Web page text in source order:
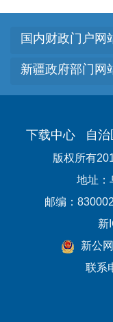
国内财政门户网
新疆政府部门网
下载中心 自
版权所有
地址：
邮编：830002
新
新公
联系